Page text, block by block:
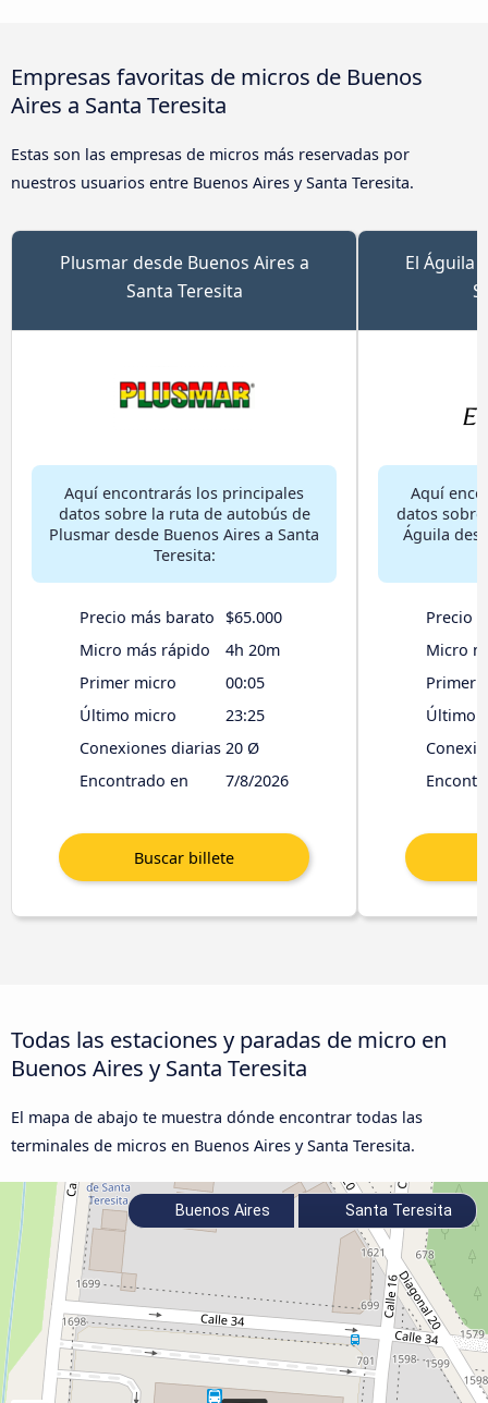
Empresas favoritas de micros de Buenos
Aires a Santa Teresita
Estas son las empresas de micros más reservadas por
nuestros usuarios entre Buenos Aires y Santa Teresita.
Plusmar desde Buenos Aires a
Santa Teresita
Aquí encontrarás los principales
datos sobre la ruta de autobús de
Plusmar desde Buenos Aires a Santa
Teresita:
Precio más barato
$65.000
Micro más rápido
4h 20m
Primer micro
00:05
Último micro
23:25
Conexiones diarias 20 Ø
Encontrado en
7/8/2026
El Águila
Aquí
datos
Águila
Precio
Micro
Primer
Último
Todas las estaciones y paradas de micro en
Buenos Aires y Santa Teresita
El mapa de abajo te muestra dónde encontrar todas las
terminales de micros en Buenos Aires y Santa Teresita.
Buenos Aires Santa Teresita